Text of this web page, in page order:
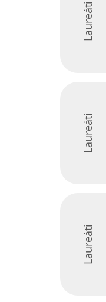
Laureáti
Laureáti
Laureáti